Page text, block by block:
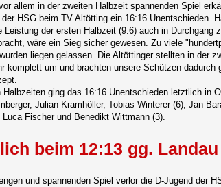
allem in der zweiten Halbzeit spannenden Spiel
der HSG beim TV Altötting ein 16:16 Unentschieden.
Leistung der ersten Halbzeit (9:6) auch in Durchgang
wäre ein Sieg sicher gewesen. Zu viele
liegen gelassen. Die Altöttinger stellten in der
komplett um und brachten unsere Schützen dadurch
Halbzeiten ging das 16:16 Unentschieden letztlich in
Julian Kramhöller, Tobias Winterer (6), Jan
Fischer und Benedikt Wittmann (3).
beim 12:13 gg. Landau
und spannenden Spiel verlor die D-Jugend der